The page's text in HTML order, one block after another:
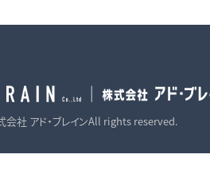
社 アド・ブレインAll rights reserved.